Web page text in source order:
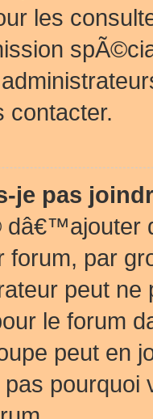
les
contacter.
je pas
dâ€™ajouter
par
peut
le forum
peut en
pourquoi